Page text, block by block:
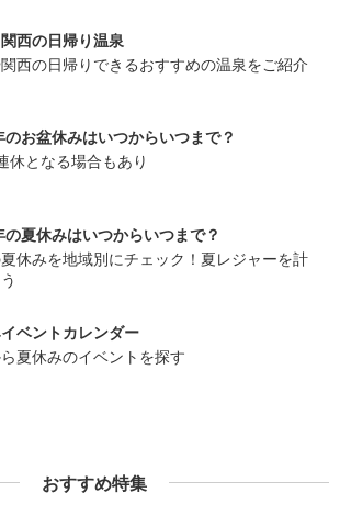
西の日帰り温泉
西の日帰りできるおすすめの温泉をご紹介
のお盆休みはいつからいつまで？
休となる場合もあり
の夏休みはいつからいつまで？
休みを地域別にチェック！夏レジャーを計
ベントカレンダー
夏休みのイベントを探す
おすすめ特集